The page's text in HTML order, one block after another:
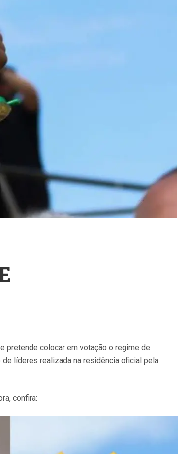
pretende colocar em votação o regime de
de líderes realizada na residência oficial pela
confira: